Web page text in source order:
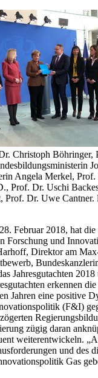
Christoph Böhringer,
Angela Merkel, Prof.
Prof. Dr. Uschi
Prof. Dr. Uwe Cantner.
Februar 2018, hat die
Forschung und
Direktor am
Jahresgutachten
erkennen
Jahren eine positive
(F&I)
zügig daran
weiterentwickeln.
und des
Gas